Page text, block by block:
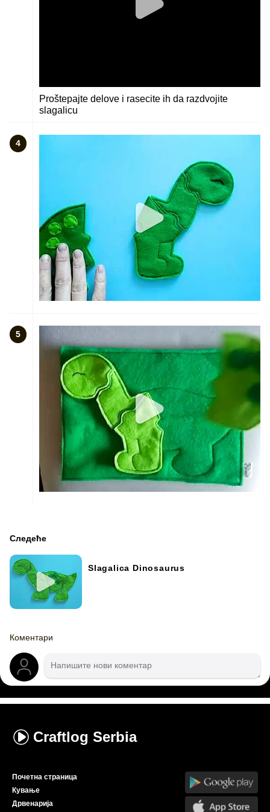
Proštepajte delove i rasecite ih da razdvojite
slagalicu
4
5
Следеће
Slagalica Dinosaurus
Коментари
Craftlog Serbia
Почетна страница
Кување
Дрвенарија